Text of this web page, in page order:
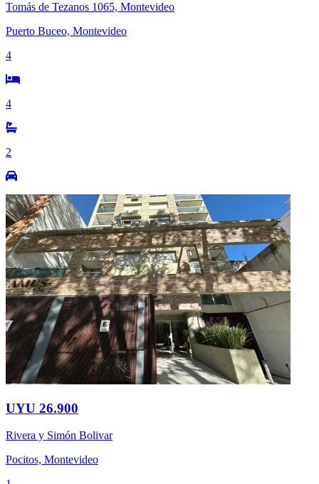
Tomás de Tezanos 1065, Montevideo
Puerto Buceo, Montevideo
4
4
2
UYU 26.900
Rivera y Simón Bolivar
Pocitos, Montevideo